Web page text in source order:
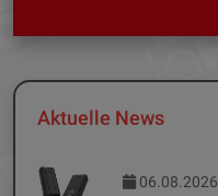
Aktuelle News
06.08.2026